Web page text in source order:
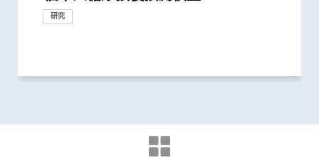
研究
為嚴重
嚴重低血糖的風險
力
近70%
併發症的風險
見改善
研究
尿患者的精神健康狀況
研究
病教研最高榮譽
數據顯示有效管控血糖 大幅降低嚴...
預防2型糖尿病療效
誌物
停藥
症及糖尿病患者確立新治療藥物
研究
研究
合策略
病風險的糖尿病人
策略
研究
獎項及榮譽
研究
研究
其子女糖尿病風險為同齡兒童3倍
研究
研究
確診期減併發症機會
研究
尿病的高風險群組
女的長期健康風險
預防變形惡化
分」工具 大幅提升糖尿病分類診斷準...
性脂肪肝病情
腸癌、胰腺癌等多種實體腫瘤
健康教育
研究
研究
並改良治療方案
勢將改寫臨床指引
研究
領導地位及重大貢獻
險增一倍
研究
患鼻咽癌風險
研究
引起的嚴重疾病
研究
研究
糖尿病患者的腎臟問題
研究
研究
研究
研究
研究
全球之冠
Omicron後能對不同的新冠病毒變異...
研究
互作用」風險
獎項及榮譽
研究
方」證有效促進新冠患者康復 有望提...
現病情惡化
研究
研究
研究
輯治療肺癌臨床試驗 證實修改T細胞...
獎項及榮譽
老」
研究
研究
進行睡眠窒息症評估以減風險
遜病程
外科創新技術
向高達6倍 追蹤初期症狀如便秘 可提...
研究
捐款
病風險
「個人化」 被譽為「腫瘤學傳奇」
獎項及榮譽
癌症關係
研究
取微細病變組織 能診治少至2毫米...
研究
臨床服務
研究
研究
分析
研究
究 發現本港發病率於過去30年急升...
研究
研究
中風
幅縮減八成輪候時間
香港逾半人口為帶菌者
研究
生物群之謎
研究
研究
研究
「脈磁激法」助中風患者復修腦部功...
訊研究
研究
研究
研究
七成中風風險
毒」及「甲型流感」為兩大致命病毒
導療程有效減輕病情
預防
倍
癇症手術成效約三成
施對控制疫情極為重要
研究
研究
研究
臨床服務
研究
研討會
研究
研究
控制血糖
技術新突破
臨床服務
教育計劃
增加認知
研究
研究
研究
治療腦動脈瘤
研討會
外科創新技術
外科創新技術
研究
研究
健康推廣計劃
研究
研究
理研討會
縮調節器成效顯著
獎項及榮譽
臨床服務
研究